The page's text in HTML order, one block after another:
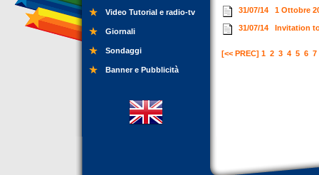
Video Tutorial e radio-tv
Giornali
Sondaggi
Banner e Pubblicità
31/07/14
1 Ottobre
31/07/14 Invitation
[<< PREC] 1 2 3 4 5 6 7